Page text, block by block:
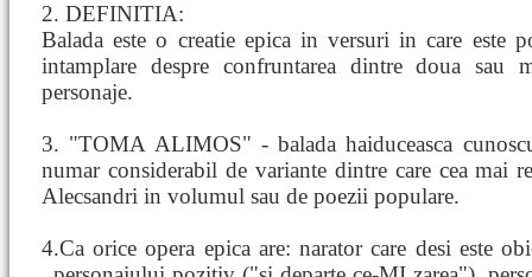
2. DEFINITIA:
Balada este o creatie epica in versuri in care este
intamplare despre confruntarea dintre doua sau
personaje.
3. "TOMA ALIMOS" - balada haiduceasca
numar considerabil de variante dintre care cea mai
Alecsandri in volumul sau de poezii populare.
4.Ca orice opera epica are: narator care desi este